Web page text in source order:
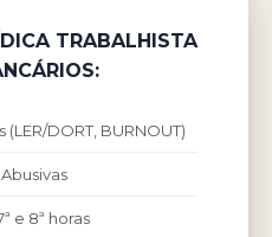
TRABALHISTA
DORT, BURNOUT)
e 8ª horas